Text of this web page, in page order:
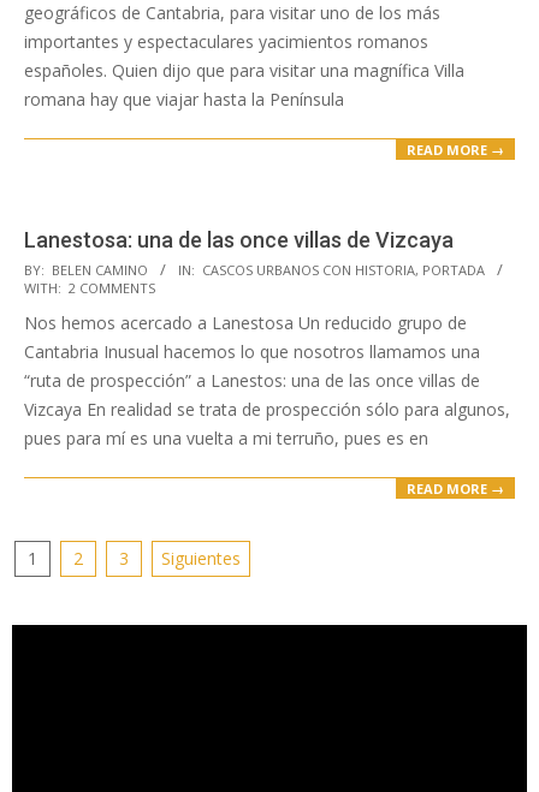
geográficos de Cantabria, para visitar uno de los más
importantes y espectaculares yacimientos romanos
españoles. Quien dijo que para visitar una magnífica Villa
romana hay que viajar hasta la Península
READ MORE →
Lanestosa: una de las once villas de Vizcaya
2018-
11-
09
BY: BELEN CAMINO IN: CASCOS URBANOS CON HISTORIA, PORTADA
WITH: 2 COMMENTS
Nos hemos acercado a Lanestosa Un reducido grupo de
Cantabria Inusual hacemos lo que nosotros llamamos una
“ruta de prospección” a Lanestos: una de las once villas de
Vizcaya En realidad se trata de prospección sólo para algunos,
pues para mí es una vuelta a mi terruño, pues es en
READ MORE →
Paginación
entradas
1 2 3 Siguientes